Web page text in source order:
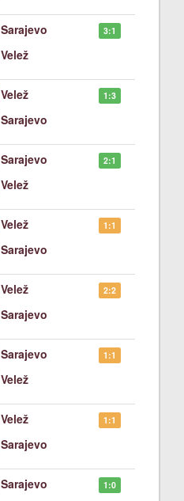
Sarajevo
Velež
3:1
Velež
Sarajevo
1:3
Sarajevo
Velež
2:1
Velež
Sarajevo
1:1
Velež
Sarajevo
2:2
Sarajevo
Velež
1:1
Velež
Sarajevo
1:1
Sarajevo 1:0